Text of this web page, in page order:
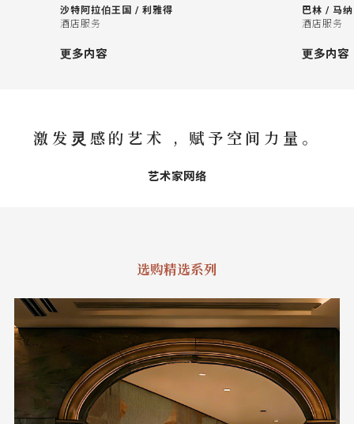
沙特阿拉伯王国 / 利雅得
酒店服务
更多内容
巴林 / 马
酒店服务
更多内容
激发灵感的艺术 , 赋予空间力量。
艺术家网络
选购精选系列